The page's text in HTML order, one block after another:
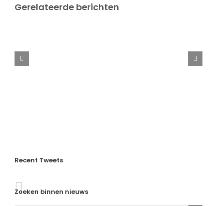
Gerelateerde berichten
Recent Tweets
Zoeken binnen nieuws